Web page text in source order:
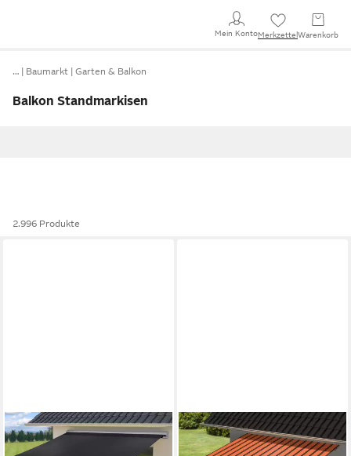
Mein KontoMerkzettel Warenkorb
… Baumarkt Garten & Balkon
Balkon Standmarkisen
2.996 Produkte